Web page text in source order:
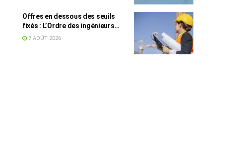
Offres en dessous des seuils
fixés : L’Ordre des ingénieurs
hausse le ton
7 AOÛT 2026